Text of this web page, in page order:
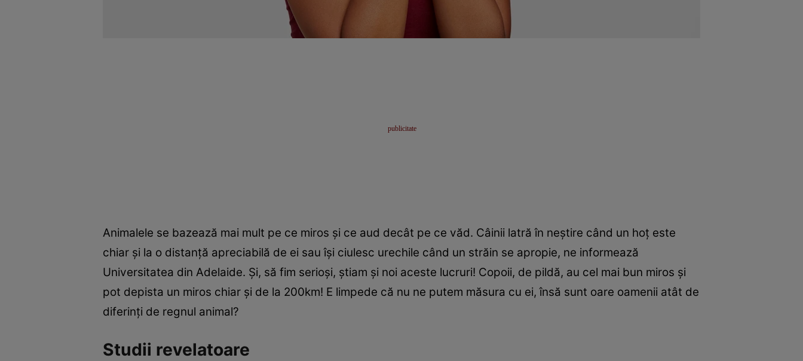
Animalele se bazează mai mult pe ce miros și ce aud decât pe ce văd. Câinii latră în neștire când un hoț este
chiar și la o distanță apreciabilă de ei sau își ciulesc urechile când un străin se apropie, ne informează
Universitatea din Adelaide. Și, să fim serioși, știam și noi aceste lucruri! Copoii, de pildă, au cel mai bun miros și
pot depista un miros chiar și de la 200km! E limpede că nu ne putem măsura cu ei, însă sunt oare oamenii atât de
diferinți de regnul animal?
Studii revelatoare